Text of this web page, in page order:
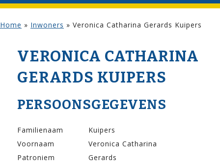
Home » Inwoners » Veronica Catharina Gerards Kuipers
VERONICA CATHARINA
GERARDS KUIPERS
PERSOONSGEGEVENS
Familienaam
Kuipers
Voornaam
Veronica Catharina
Patroniem
Gerards